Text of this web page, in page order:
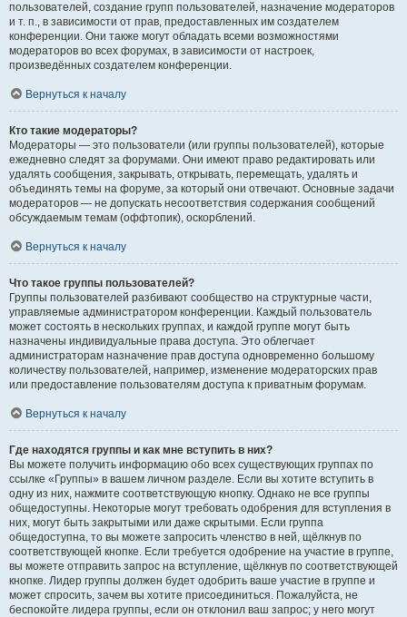
пользователей, создание групп пользователей, назначение модераторов
и т. п., в зависимости от прав, предоставленных им создателем
конференции. Они также могут обладать всеми возможностями
модераторов во всех форумах, в зависимости от настроек,
произведённых создателем конференции.
Вернуться к началу
Кто такие модераторы?
Модераторы — это пользователи (или группы пользователей), которые
ежедневно следят за форумами. Они имеют право редактировать или
удалять сообщения, закрывать, открывать, перемещать, удалять и
объединять темы на форуме, за который они отвечают. Основные задачи
модераторов — не допускать несоответствия содержания сообщений
обсуждаемым темам (оффтопик), оскорблений.
Вернуться к началу
Что такое группы пользователей?
Группы пользователей разбивают сообщество на структурные части,
управляемые администратором конференции. Каждый пользователь
может состоять в нескольких группах, и каждой группе могут быть
назначены индивидуальные права доступа. Это облегчает
администраторам назначение прав доступа одновременно большому
количеству пользователей, например, изменение модераторских прав
или предоставление пользователям доступа к приватным форумам.
Вернуться к началу
Где находятся группы и как мне вступить в них?
Вы можете получить информацию обо всех существующих группах по
ссылке «Группы» в вашем личном разделе. Если вы хотите вступить в
одну из них, нажмите соответствующую кнопку. Однако не все группы
общедоступны. Некоторые могут требовать одобрения для вступления в
них, могут быть закрытыми или даже скрытыми. Если группа
общедоступна, то вы можете запросить членство в ней, щёлкнув по
соответствующей кнопке. Если требуется одобрение на участие в группе,
вы можете отправить запрос на вступление, щёлкнув по соответствующей
кнопке. Лидер группы должен будет одобрить ваше участие в группе и
может спросить, зачем вы хотите присоединиться. Пожалуйста, не
беспокойте лидера группы, если он отклонил ваш запрос; у него могут